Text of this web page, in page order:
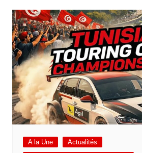
A la Une
Actualités